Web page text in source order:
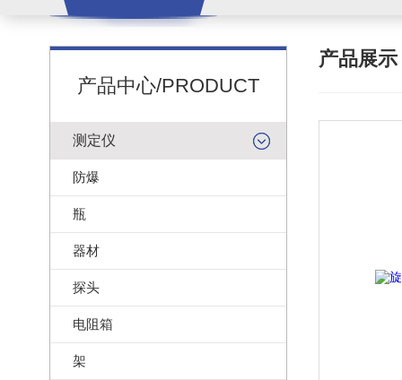
产品中心/PRODUCT
测定仪
防爆
瓶
器材
探头
电阻箱
架
产品展示